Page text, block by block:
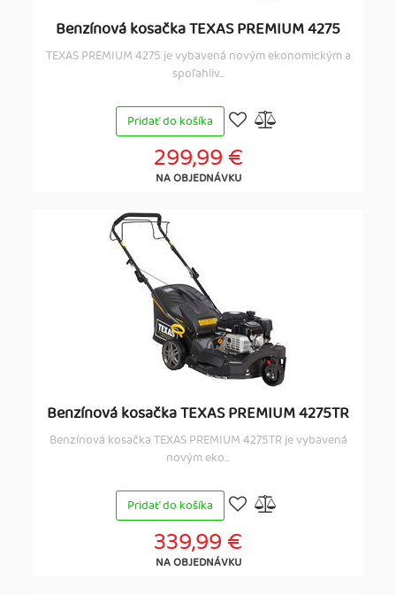
Benzínová kosačka TEXAS PREMIUM 4275
TEXAS PREMIUM 4275 je vybavená novým ekonomickým a
spoľahliv...
Pridať do košíka
299,99 €
NA OBJEDNÁVKU
Benzínová kosačka TEXAS PREMIUM 4275TR
Benzínová kosačka TEXAS PREMIUM 4275TR je vybavená
novým eko...
Pridať do košíka
339,99 €
NA OBJEDNÁVKU